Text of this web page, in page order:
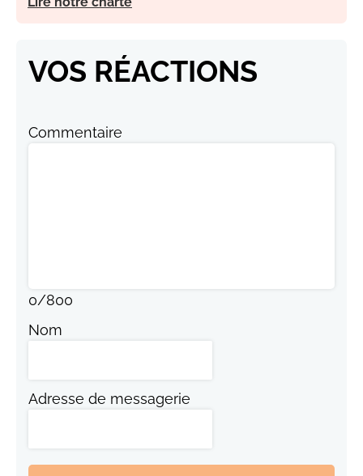
VOS RÉACTIONS
Commentaire
0/800
Nom
Adresse de messagerie